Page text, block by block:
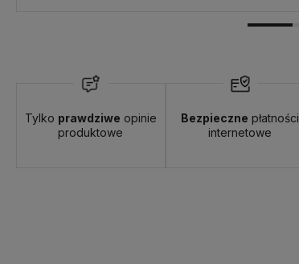
Tylko prawdziwe opinie
produktowe
Bezpieczne płatności
internetowe